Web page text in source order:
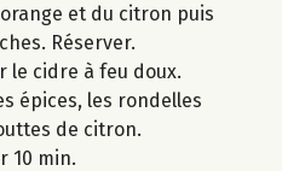
et du citron puis
Réserver.
le cidre à feu doux.
épices, les rondelles
de citron.
10 min.